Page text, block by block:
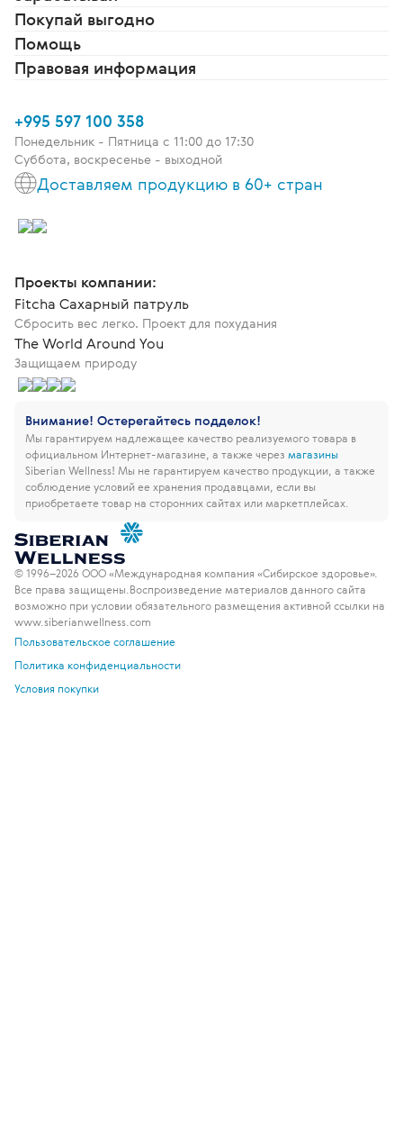
Покупай выгодно
Помощь
Правовая информация
+995 597 100 358
Понедельник - Пятница c 11:00 до 17:30
Суббота, воскресенье - выходной
Доставляем продукцию в 60+ стран
Проекты компании:
Fitcha Сахарный патруль
Сбросить вес легко. Проект для похудания
The World Around You
Защищаем природу
Внимание! Остерегайтесь подделок!
Мы гарантируем надлежащее качество реализуемого товара в
официальном Интернет-магазине, а также через магазины
Siberian Wellness! Мы не гарантируем качество продукции, а также
соблюдение условий ее хранения продавцами, если вы
приобретаете товар на сторонних сайтах или маркетплейсах.
© 1996–2026 ООО «Международная компания «Сибирское здоровье».
Все права защищены. Воспроизведение материалов данного сайта
возможно при условии обязательного размещения активной ссылки на
www.siberianwellness.com
Пользовательское соглашение
Политика конфиденциальности
Условия покупки